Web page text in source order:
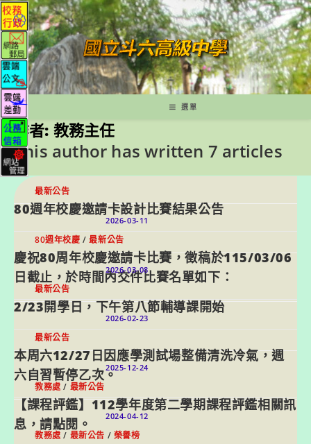
跳
轉
至
主
要
內
容
選單
作者: 教務主任
This author has written 7 articles
最新公告
80週年校慶邀請卡設計比賽結果公告
2026-03-11
80週年校慶 /最新公告
慶祝80周年校慶邀請卡比賽，徵稿於115/03/06
日截止，於時間內交件比賽名單如下：
2026-03-08
最新公告
2/23開學日，下午第八節輔導課開始
2026-02-23
最新公告
本周六12/27日因應學測試場整備清洗冷氣，週
六自習暫停乙次。2025-12-24
教務處 / 最新公告
【課程評鑑】112學年度第二學期課程評鑑相關訊
息，請點閱。
2024-04-12
教務處 / 最新公告 / 榮譽榜